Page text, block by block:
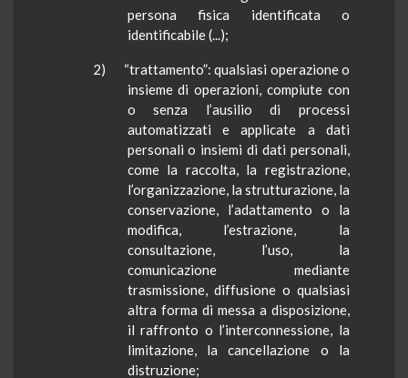
persona fisica identificata o
identificabile (...);
2) “trattamento”: qualsiasi operazione o
insieme di operazioni, compiute con
o senza l’ausilio di processi
automatizzati e applicate a dati
personali o insiemi di dati personali,
come la raccolta, la registrazione,
l’organizzazione, la strutturazione, la
conservazione, l’adattamento o la
modifica, l’estrazione, la
consultazione, l’uso, la
comunicazione mediante
trasmissione, diffusione o qualsiasi
altra forma di messa a disposizione,
il raffronto o l’interconnessione, la
limitazione, la cancellazione o la
distruzione;